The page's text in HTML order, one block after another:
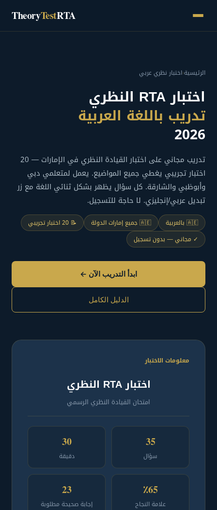
TheoryTestRTA
الرئيسية‹اختبار نظري عربي
اختبار RTA النظري
تدريب باللغة العربية
2026
تدريب مجاني على اختبار القيادة النظري في الإمارات — 20
اختبار تجريبي يغطي جميع المواضيع. يعمل لمتعلمي دبي
وأبوظبي والشارقة. كل سؤال يظهر بشكل ثنائي اللغة مع زر
تبديل عربي/إنجليزي. لا حاجة للتسجيل.
🇦🇪 بالعربية 🇦🇪 جميع إمارات الدولة
📝 20 اختبار تجريبي
✓ مجاني — بدون تسجيل
ابدأ التدريب الآن ←
الدليل الكامل
معلومات الاختبار
اختبار RTA النظري
امتحان القيادة النظري الرسمي
35
سؤال
30
دقيقة
٪65
علامة النجاح
23
إجابة صحيحة مطلوبة